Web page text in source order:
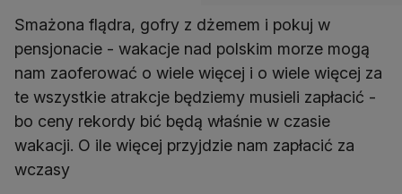
Smażona flądra, gofry z dżemem i pokuj w
pensjonacie - wakacje nad polskim morze mogą
nam zaoferować o wiele więcej i o wiele więcej za
te wszystkie atrakcje będziemy musieli zapłacić -
bo ceny rekordy bić będą właśnie w czasie
wakacji. O ile więcej przyjdzie nam zapłacić za
wczasy